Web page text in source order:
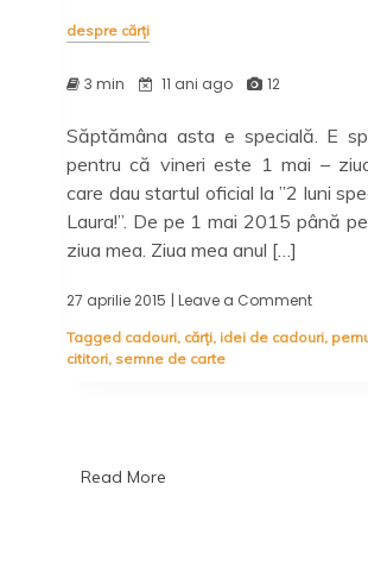
despre cărți
3 min 11 ani ago 12
Săptămâna asta e specială. E
pentru că vineri este 1 mai –
care dau startul oficial la ”2 luni
Laura!”. De pe 1 mai 2015 până
ziua mea. Ziua mea anul […]
27 aprilie 2015 | Leave a Comment
de
Tagged cadouri, cărți, idei de cadouri,
cititori, semne de carte
Read More